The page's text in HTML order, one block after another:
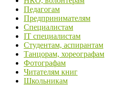
Педагогам
Предпринимателям
Специалистам
IT специалистам
Студентам, аспирантам
Танцорам, хореографам
Фотографам
Читателям книг
Школьникам